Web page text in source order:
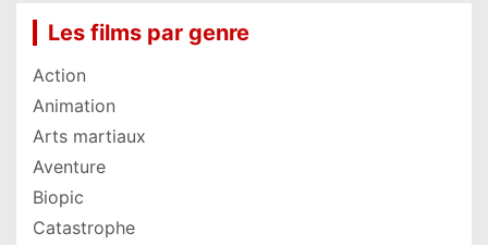
Les films par genre
Action
Animation
Arts martiaux
Aventure
Biopic
Catastrophe